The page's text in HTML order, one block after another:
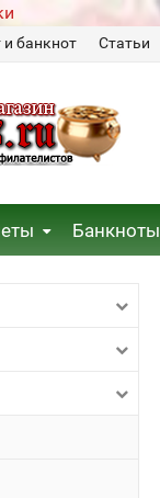
и банкнот Статьи
Банкноты